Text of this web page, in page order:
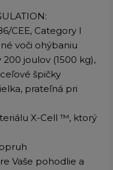
CEE, Category I
voči ohýbaniu
joulov (1500 kg),
špičky
prateľná pri
X-Cell ™, ktorý
Vaše pohodlie a